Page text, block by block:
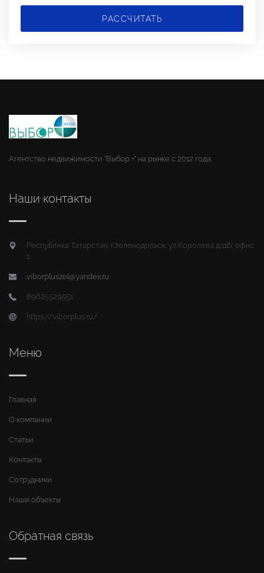
РАССЧИТАТЬ
Агентство недвижимости "Выбор +" на рынке с 2012 года.
Наши контакты
Республика Татарстан, г.Зеленодольск, ул.Королева д.11Б, офис
1
viborpluszel@yandex.ru
89625529551
https://viborplus.ru/
Меню
Главная
О компании
Статьи
Контакты
Сотрудники
Наши объекты
Обратная связь